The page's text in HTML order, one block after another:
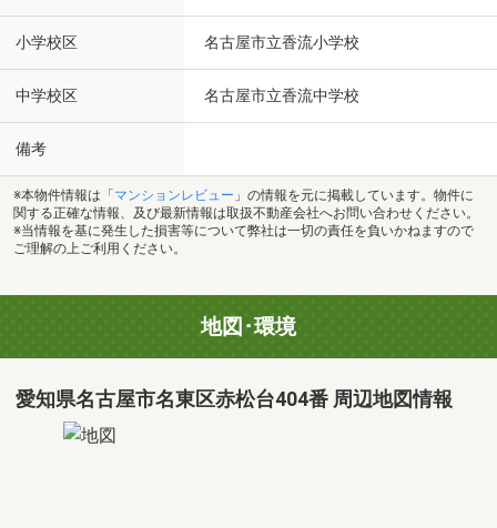
小学校区 名古屋市立香流小学校
中学校区 名古屋市立香流中学校
備考
※本物件情報は「 マンションレビュー 」の情報を元に掲載しています。物件に
関する正確な情報、及び最新情報は取扱不動産会社へお問い合わせください。
※当情報を基に発生した損害等について弊社は一切の責任を負いかねますので
ご理解の上ご利用ください。
地図･環境
愛知県名古屋市名東区赤松台404番 周辺地図情報